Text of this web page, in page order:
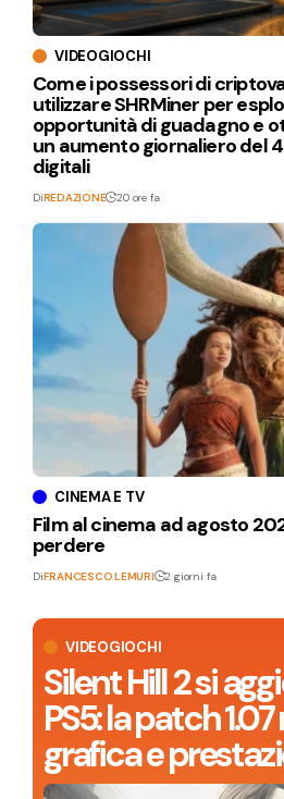
VIDEOGIOCHI
Silent Hill 2 si
PS5: la patch
grafica e
VIDEOGIOCHI
Come i possessori di
utilizzare SHRMiner per
opportunità di guadagno e
un aumento giornaliero del
digitali
DiREDAZIONE 20 ore fa
CINEMA E TV
Film al cinema ad agosto
perdere
DiFRANCESCO LEMURI 2 giorni fa